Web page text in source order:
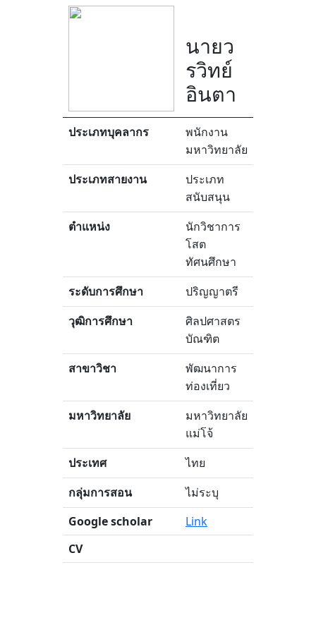
นายว
รวิทย์
อินตา
ประเภทบุคลากร
พนักงาน
มหาวิทยาลัย
ประเภทสายงาน
ประเภท
สนับสนุน
ตำแหน่ง
นักวิชาการ
โสต
ทัศนศึกษา
ระดับการศึกษา
ปริญญาตรี
วุฒิการศึกษา
ศิลปศาสตร
บัณฑิต
สาขาวิชา
พัฒนาการ
ท่องเที่ยว
มหาวิทยาลัย
มหาวิทยาลัย
แม่โจ้
ประเทศ
ไทย
กลุ่มการสอน
ไม่ระบุ
Google scholar
Link
CV